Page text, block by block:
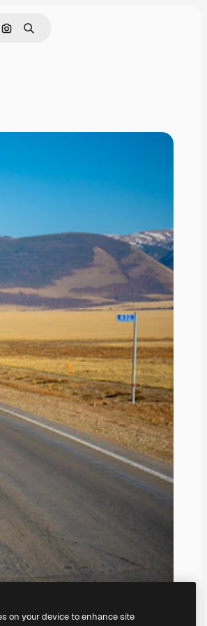
Cerca per immagine
Ricerca
on your device to enhance site